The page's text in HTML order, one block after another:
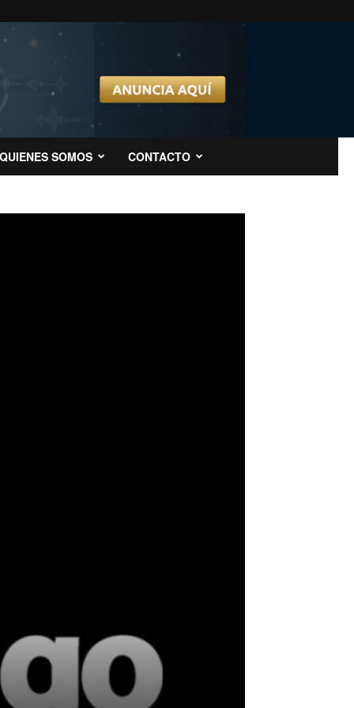
QUIENES SOMOS CONTACTO